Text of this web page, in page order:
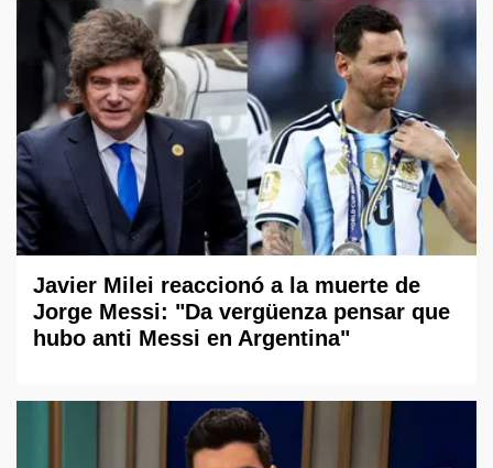
Javier Milei reaccionó a la muerte de
Jorge Messi: "Da vergüenza pensar que
hubo anti Messi en Argentina"